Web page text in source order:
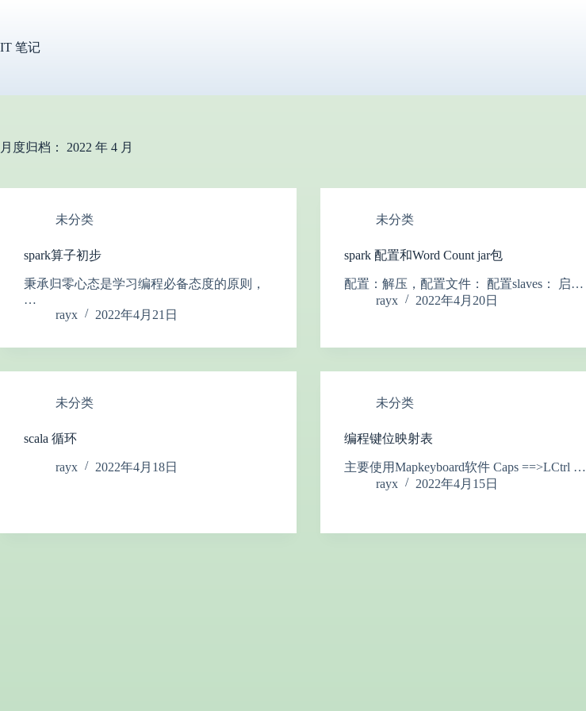
内
IT 笔记
月度归档： 2022 年 4 月
未分类
spark算子初步
秉承归零心态是学习编程必备态度的原则，
…
rayx
2022年4月21日
未分类
spark 配置和Word Count jar包
配置：解压，配置文件： 配置slaves： 启…
rayx
2022年4月20日
未分类
scala 循环
rayx 2022年4月18日
未分类
编程键位映射表
主要使用Mapkeyboard软件 Caps ==>LCtrl …
rayx
2022年4月15日